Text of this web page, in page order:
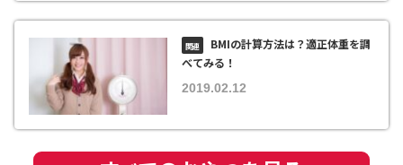
BMIの計算方法は？適正体重を調
べてみる！
2019.02.12